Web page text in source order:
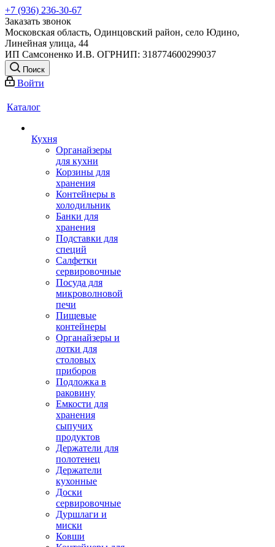
+7 (936) 236-30-67
Заказать звонок
Московская область, Одинцовский район, село Юдино,
Линейная улица, 44
ИП Самсоненко И.В. ОГРНИП: 318774600299037
Поиск
Войти
Каталог
Кухня
Органайзеры
для кухни
Корзины для
хранения
Контейнеры в
холодильник
Банки для
хранения
Подставки для
специй
Салфетки
сервировочные
Посуда для
микроволновой
печи
Пищевые
контейнеры
Органайзеры и
лотки для
столовых
приборов
Подложка в
раковину
Емкости для
хранения
сыпучих
продуктов
Держатели для
полотенец
Держатели
кухонные
Доски
сервировочные
Дуршлаги и
миски
Ковши